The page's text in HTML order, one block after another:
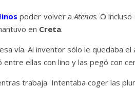
poder volver aAtenas. O
en Creta.
vía. Al inventor sólo le quedaba
ellas con lino y las pegó con
trabaja. Intentaba coger las